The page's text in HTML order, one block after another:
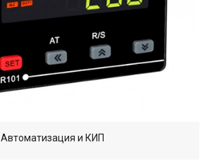
Автоматизация и КИП